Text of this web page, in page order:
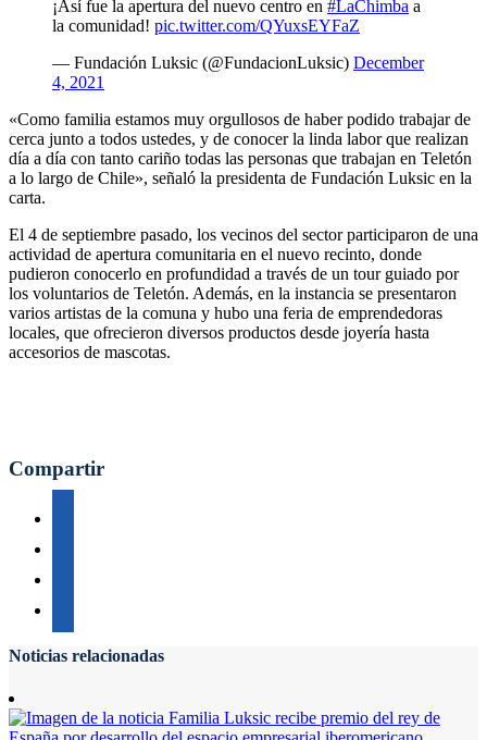
¡Así fue la apertura del nuevo centro en #LaChimba a
la comunidad! pic.twitter.com/QYuxsEYFaZ
— Fundación Luksic (@FundacionLuksic) December
4, 2021
«Como familia estamos muy orgullosos de haber podido trabajar de
cerca junto a todos ustedes, y de conocer la linda labor que realizan
día a día con tanto cariño todas las personas que trabajan en Teletón
a lo largo de Chile», señaló la presidenta de Fundación Luksic en la
carta.
El 4 de septiembre pasado, los vecinos del sector participaron de una
actividad de apertura comunitaria en el nuevo recinto, donde
pudieron conocerlo en profundidad a través de un tour guiado por
los voluntarios de Teletón. Además, en la instancia se presentaron
varios artistas de la comuna y hubo una feria de emprendedoras
locales, que ofrecieron diversos productos desde joyería hasta
accesorios de mascotas.
Compartir
Noticias relacionadas